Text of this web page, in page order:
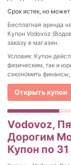
Срок истек, но
Бесплатная аренда
Купон Vodovoz
заказу в магазин.
Условия: Купон
физическим, так и
сэкономить финансы,
Открыть купон
Vodovoz,
Дорогим
Купон по